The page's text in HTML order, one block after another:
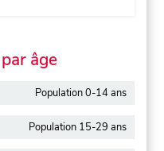
âge
Population 0-14 ans
Population 15-29 ans